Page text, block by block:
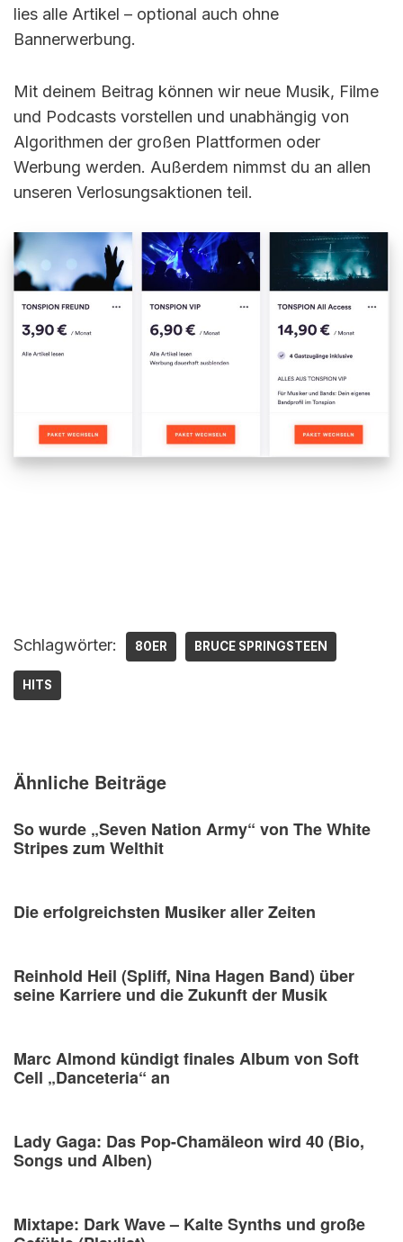
lies alle Artikel – optional auch ohne
Bannerwerbung.
Mit deinem Beitrag können wir neue Musik, Filme
und Podcasts vorstellen und unabhängig von
Algorithmen der großen Plattformen oder
Werbung werden. Außerdem nimmst du an allen
unseren Verlosungsaktionen teil.
Schlagwörter: 80ER BRUCE SPRINGSTEEN
HITS
Ähnliche Beiträge
So wurde „Seven Nation Army“ von The White
Stripes zum Welthit
Die erfolgreichsten Musiker aller Zeiten
Reinhold Heil (Spliff, Nina Hagen Band) über
seine Karriere und die Zukunft der Musik
Marc Almond kündigt finales Album von Soft
Cell „Danceteria“ an
Lady Gaga: Das Pop-Chamäleon wird 40 (Bio,
Songs und Alben)
Mixtape: Dark Wave – Kalte Synths und große